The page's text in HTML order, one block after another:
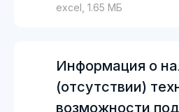
excel, 1.65 МБ
Информация о
(отсутствии)
возможности